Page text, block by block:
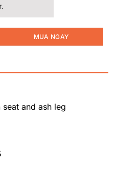
MUA NGAY
and ash leg